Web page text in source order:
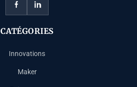
CATÉGORIES
Innovations
Maker